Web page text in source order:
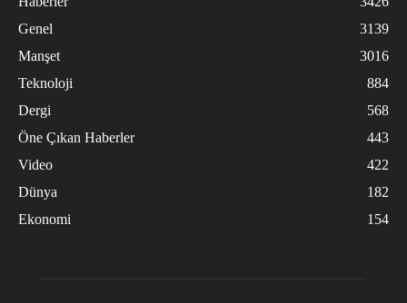
Genel
3139
Manşet
3016
Teknoloji
884
Dergi
568
Öne Çıkan Haberler
443
Video
422
Dünya
182
Ekonomi
154